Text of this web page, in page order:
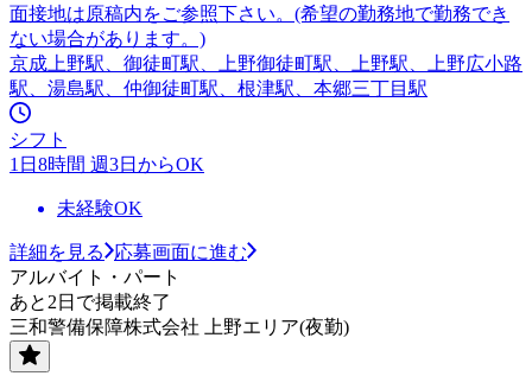
面接地は原稿内をご参照下さい。(希望の勤務地で勤務でき
ない場合があります。)
京成上野駅、御徒町駅、上野御徒町駅、上野駅、上野広小路
駅、湯島駅、仲御徒町駅、根津駅、本郷三丁目駅
シフト
1日8時間 週3日からOK
未経験OK
詳細を見る
応募画面に進む
アルバイト・パート
あと2日で掲載終了
三和警備保障株式会社 上野エリア(夜勤)